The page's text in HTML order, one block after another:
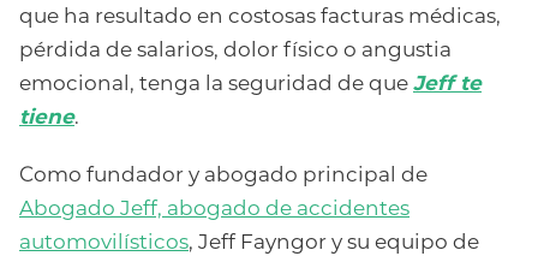
que ha resultado en costosas facturas médicas,
pérdida de salarios, dolor físico o angustia
emocional, tenga la seguridad de que Jeff te
tiene.
Como fundador y abogado principal de
Abogado Jeff, abogado de accidentes
automovilísticos, Jeff Fayngor y su equipo de